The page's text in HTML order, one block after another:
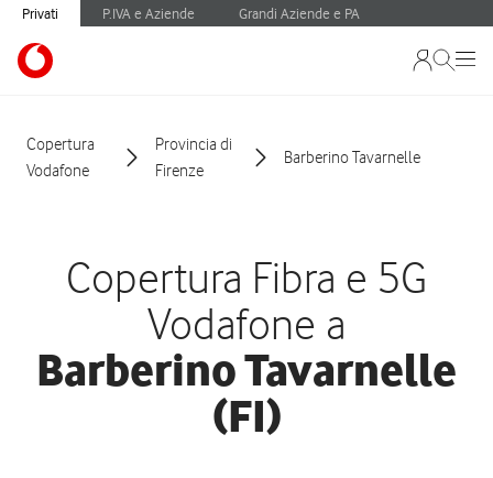
Privati P.IVA e Aziende Grandi Aziende e PA
Copertura
Vodafone
Provincia di
Firenze
Barberino Tavarnelle
Copertura Fibra e 5G
Vodafone a
Barberino Tavarnelle
(FI)